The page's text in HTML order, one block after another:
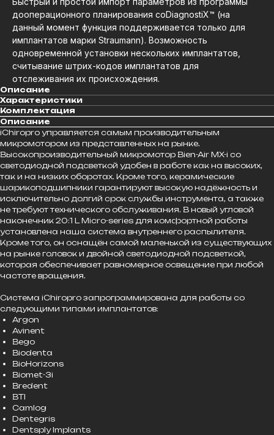
дооперационного планирования coDiagnostiX™ (на
данный момент функция поддерживается только для
имплантатов марки Straumann). Возможность
одновременной установки нескольких имплантатов,
считывание штрих-кодов имплантатов для
отслеживания их происхождения.
Описание
Характеристики
Комплектация
Описание
iChiropro управляется самым производительным
микромотором из представленных на рынке.
Высокопроизводительный микромотор Bien-Air MX-i со
светодиодной подсветкой удобен в работе как на высоких,
так и на низких оборотах. Кроме того, керамические
шарикоподшипники гарантируют высокую надёжность и
исключительно долгий срок службы инструмента, а также
не требуют технического обслуживания. В новый угловой
наконечник 20:1 L Micro-series для комфортной работы
установлена наша система внутреннего распылителя.
Кроме того, он оснащён самой маленькой из существующих
на рынке головок и двойной светодиодной подсветкой,
которая обеспечивает равномерное освещение при любой
частоте вращения.
Система iChiropro запрограммирована для работы со
следующими типами имплантатов:
Argon
Avinent
Bego
Biodenta
BioHorizons
Biomet-3i
Bredent
BTI
Camlog
Dentegris
Dentsply Implants